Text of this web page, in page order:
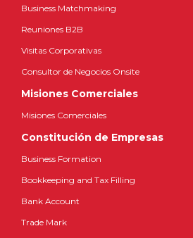
Business Matchmaking
Reuniones B2B
Visitas Corporativas
Consultor de Negocios Onsite
Misiones Comerciales
Misiones Comerciales
Constitución de Empresas
Business Formation
Bookkeeping and Tax Filling
Bank Account
Trade Mark